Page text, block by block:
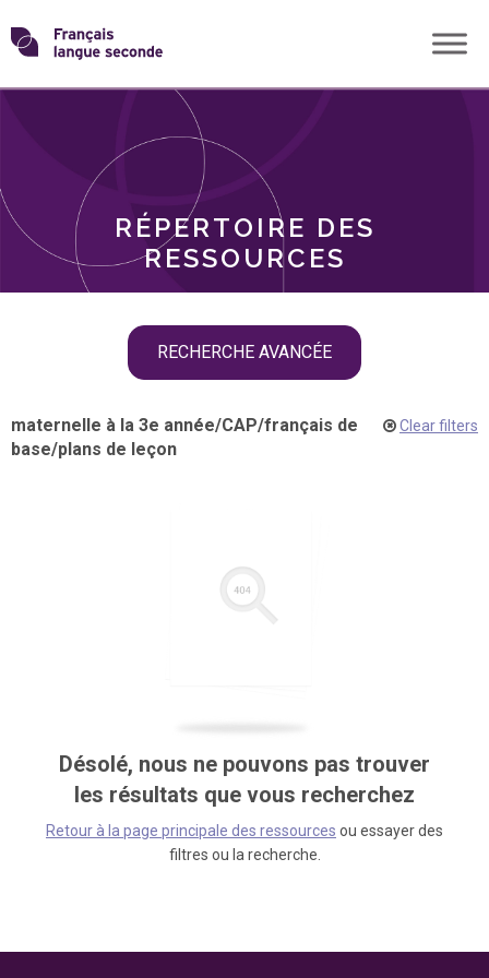
Skip
toTransformons
langue
RÉPERTOIRE DES
RESSOURCES
RECHERCHE AVANCÉE
THÈMES
maternelle à la 3e année/CAP/français de
base/plans de leçon
Clear filters
Désolé, nous ne pouvons pas trouver
les résultats que vous recherchez
Retour à la page principale des ressources ou essayer des
filtres ou la recherche.